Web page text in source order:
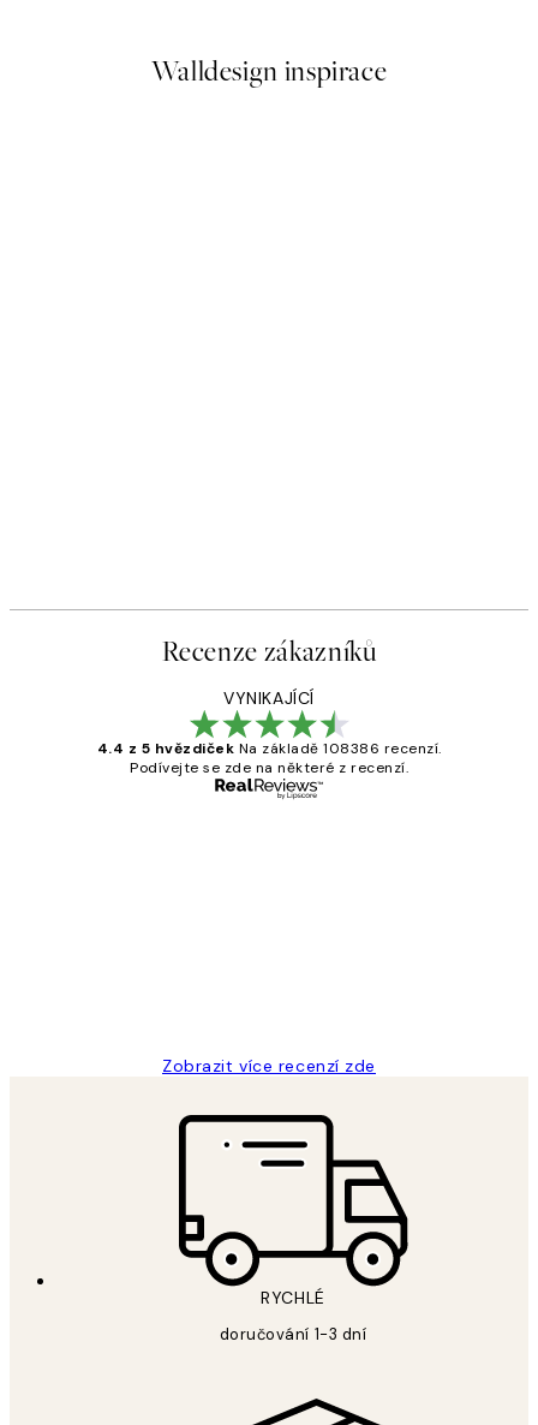
Walldesign inspirace
Recenze zákazníků
VYNIKAJÍCÍ
4.4 z 5 hvězdiček Na základě 108386 recenzí.
Podívejte se zde na některé z recenzí.
Zobrazit více recenzí zde
RYCHLÉ
doručování 1-3 dní